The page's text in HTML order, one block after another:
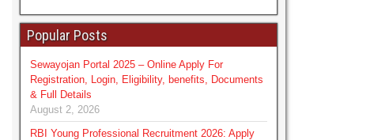
Popular Posts
Sewayojan Portal 2025 – Online Apply For
Registration, Login, Eligibility, benefits, Documents
& Full Details
August 2, 2026
RBI Young Professional Recruitment 2026: Apply